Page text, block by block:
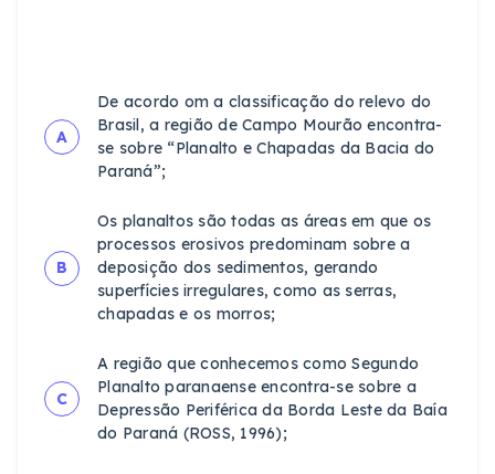
A
De acordo om a classificação do relevo do
Brasil, a região de Campo Mourão encontra-
se sobre “Planalto e Chapadas da Bacia do
Paraná”;
B
Os planaltos são todas as áreas em que os
processos erosivos predominam sobre a
deposição dos sedimentos, gerando
superfícies irregulares, como as serras,
chapadas e os morros;
C
A região que conhecemos como Segundo
Planalto paranaense encontra-se sobre a
Depressão Periférica da Borda Leste da Baía
do Paraná (ROSS, 1996);